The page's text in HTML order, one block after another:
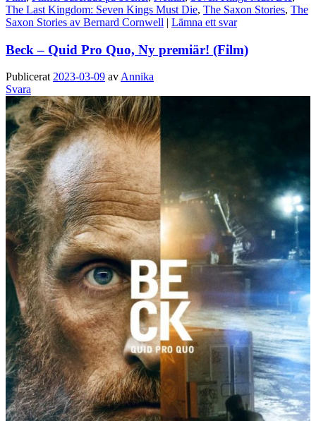
The Last Kingdom: Seven Kings Must Die, The Saxon Stories, The
Saxon Stories av Bernard Cornwell | Lämna ett svar
Beck – Quid Pro Quo, Ny premiär! (Film)
Publicerat 2023-03-09 av Annika
Svara